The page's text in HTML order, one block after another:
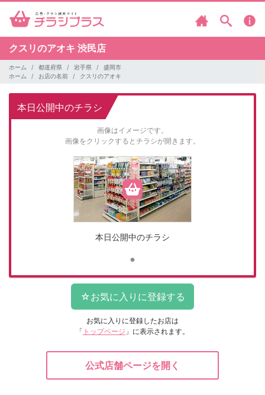
クスリのアオキ 渋民店
ホーム 都道府県 岩手県
盛岡市
ホーム
お店の名前 クスリのアオキ
本日公開中のチラシ
画像はイメージです。
画像をクリックするとチラシが開きます。
本日公開中のチラシ
お気に入りに登録したお店は
「 トップページ 」に表示されます。
公式店舗ページを開く